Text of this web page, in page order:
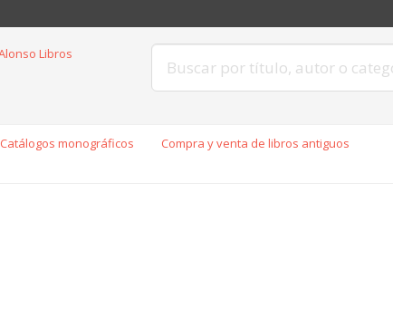
Catálogos monográficos Compra y venta de libros antiguos